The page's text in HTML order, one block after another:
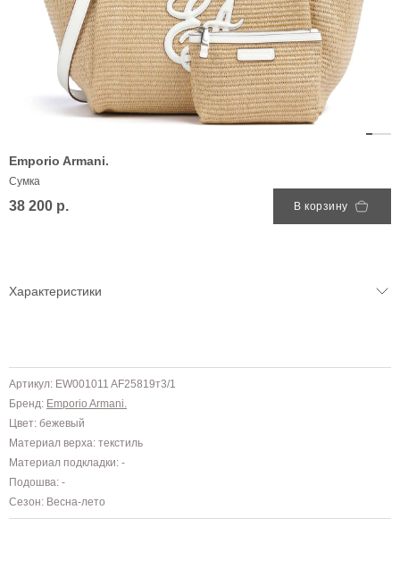
Emporio Armani.
Сумка
38 200 р. В корзину
Характеристики
Артикул: EW001011 AF25819т3/1
Бренд: Emporio Armani.
Цвет: бежевый
Материал верха: текстиль
Материал подкладки: -
Подошва: -
Сезон: Весна-лето